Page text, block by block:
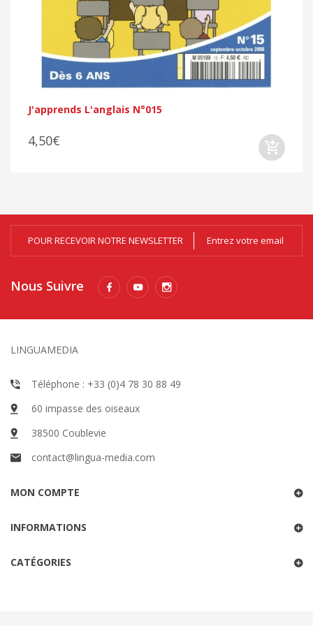
J'apprends L'anglais N°015
4,50€
POUR RECEVOIR NOTRE NEWSLETTER
Nous Suivre
LINGUAMEDIA
Téléphone : +33 (0)4 78 30 88 49
60 impasse des oiseaux
38500 Coublevie
contact@lingua-media.com
MON COMPTE
INFORMATIONS
CATÉGORIES